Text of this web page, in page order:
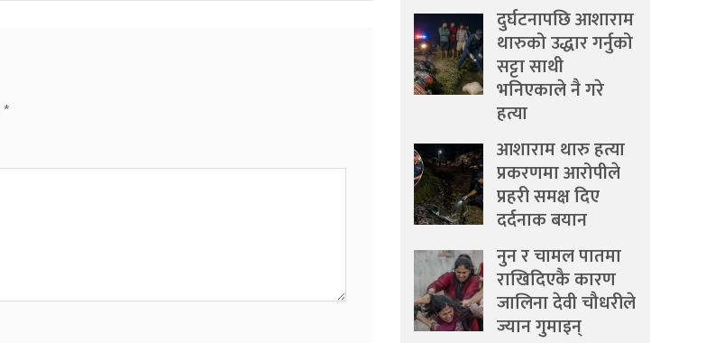
*
दुर्घटनापछि आशाराम
थारुको उद्धार गर्नुको
सट्टा साथी
भनिएकाले नै गरे
हत्या
आशाराम थारु हत्या
प्रकरणमा आरोपीले
प्रहरी समक्ष दिए
दर्दनाक बयान
नुन र चामल पातमा
राखिदिएकै कारण
जालिना देवी चौधरीले
ज्यान गुमाइन्